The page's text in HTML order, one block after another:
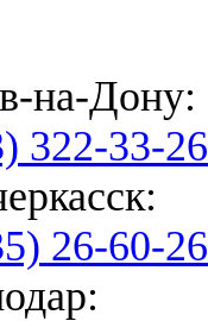
на-Дону:
322-33-26
26-60-26